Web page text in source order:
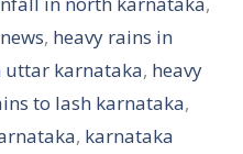
, heavy rains in
uttar karnataka, heavy
to lash karnataka,
, karnataka